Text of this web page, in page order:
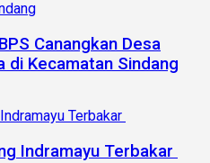
Canangkan Desa
di Kecamatan Sindang
Indramayu Terbakar